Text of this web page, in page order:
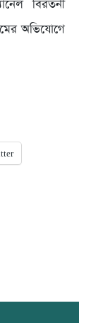
বিরতনী
অভিযোগে